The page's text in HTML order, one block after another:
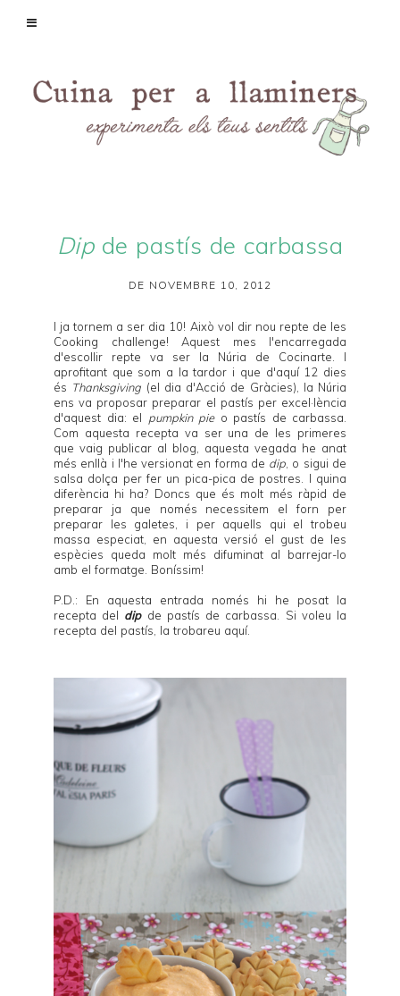
Dipde pastís de carbassa
DE NOVEMBRE 10, 2012
I ja tornem a ser dia 10! Això vol dir nou repte de les
Cooking challenge! Aquest mes l'encarregada
d'escollir repte va ser la Núria de Cocinarte . I
aprofitant que som a la tardor i que d'aquí 12 dies
és Thanksgiving (el dia d'Acció de Gràcies), la Núria
ens va proposar preparar el pastís per excel·lència
d'aquest dia: el pumpkin pieo pastís de carbassa.
Com aquesta recepta va ser una de les primeres
que vaig publicar al blog, aquesta vegada he anat
més enllà i l'he versionat en forma de dip , o sigui de
salsa dolça per fer un pica-pica de postres. I quina
diferència hi ha? Doncs que és molt més ràpid de
preparar ja que només necessitem el forn per
preparar les galetes, i per aquells qui el trobeu
massa especiat, en aquesta versió el gust de les
espècies queda molt més difuminat al barrejar-lo
amb el formatge. Boníssim!
P.D.: En aquesta entrada només hi he posat la
recepta del dipde pastís de carbassa. Si voleu la
recepta del pastís, la trobareu aquí.